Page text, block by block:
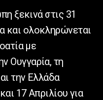
ξεκινά στις 31
και ολοκληρώνεται
με
Ουγγαρία, τη
την Ελλάδα
17 Απριλίου για